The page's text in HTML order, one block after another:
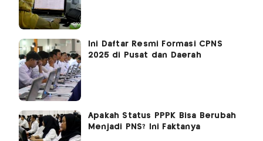
Ini Daftar Resmi Formasi CPNS
2025 di Pusat dan Daerah
Apakah Status PPPK Bisa Berubah
Menjadi PNS? Ini Faktanya